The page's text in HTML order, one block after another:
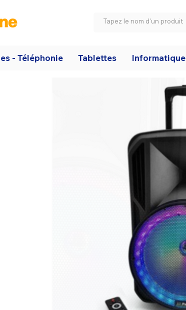
- Téléphonie Tablettes Informatique